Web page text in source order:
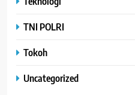
TNI POLRI
Tokoh
Uncategorized